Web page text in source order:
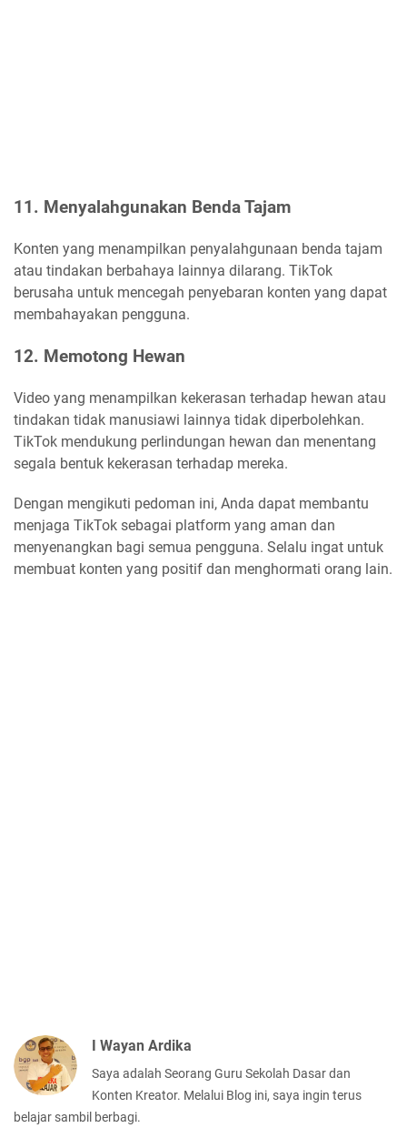
11. Menyalahgunakan Benda Tajam
Konten yang menampilkan penyalahgunaan benda tajam
atau tindakan berbahaya lainnya dilarang. TikTok
berusaha untuk mencegah penyebaran konten yang dapat
membahayakan pengguna.
12. Memotong Hewan
Video yang menampilkan kekerasan terhadap hewan atau
tindakan tidak manusiawi lainnya tidak diperbolehkan.
TikTok mendukung perlindungan hewan dan menentang
segala bentuk kekerasan terhadap mereka.
Dengan mengikuti pedoman ini, Anda dapat membantu
menjaga TikTok sebagai platform yang aman dan
menyenangkan bagi semua pengguna. Selalu ingat untuk
membuat konten yang positif dan menghormati orang lain.
I Wayan Ardika
Saya adalah Seorang Guru Sekolah Dasar dan
Konten Kreator. Melalui Blog ini, saya ingin terus
belajar sambil berbagi.